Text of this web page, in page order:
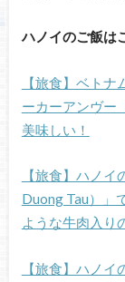
ハノイのご飯は
【旅食】ベト
ーカーアンヴー
美味しい！
【旅食】ハノ
Duong Tau）」
ような牛肉入り
【旅食】ハノ